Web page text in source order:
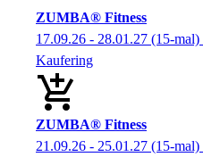
ZUMBA® Fitness
17.09.26 - 28.01.27 (15-mal)
Kaufering
ZUMBA® Fitness
21.09.26 - 25.01.27 (15-mal)